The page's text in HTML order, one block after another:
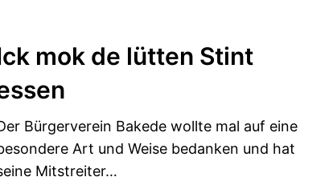
mok de lütten Stint
Bürgerverein Bakede wollte mal auf eine
Art und Weise bedanken und hat
Mitstreiter…